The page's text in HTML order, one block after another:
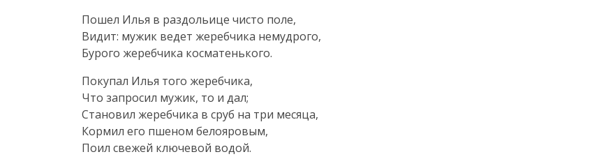
Пошел Илья в раздольице чисто поле,
Видит: мужик ведет жеребчика немудрого,
Бурого жеребчика косматенького.
Покупал Илья того жеребчика,
Что запросил мужик, то и дал;
Становил жеребчика в сруб на три месяца,
Кормил его пшеном белояровым,
Поил свежей ключевой водой.